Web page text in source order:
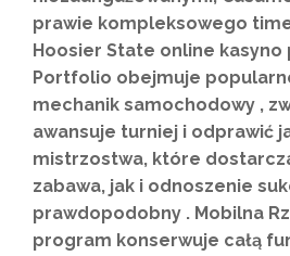
prawie kompleksowego
Hoosier State online kasyno
Portfolio obejmuje
mechanik samochodowy ,
awansuje turniej i odprawić
mistrzostwa, które
zabawa, jak i odnoszenie
prawdopodobny . Mobilna
program konserwuje całą